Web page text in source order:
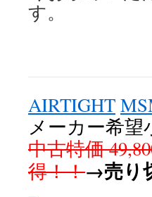
す。
AIRTIGHT
メーカー希望
中古特価
得！！→売り